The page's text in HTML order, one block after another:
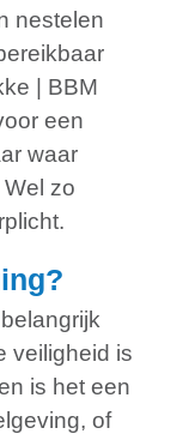
nestelen
| BBM
een
waar
zo
veiligheid is
is het een
of